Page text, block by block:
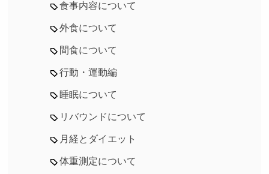
食事内容について
外食について
間食について
行動・運動編
睡眠について
リバウンドについて
月経とダイエット
体重測定について